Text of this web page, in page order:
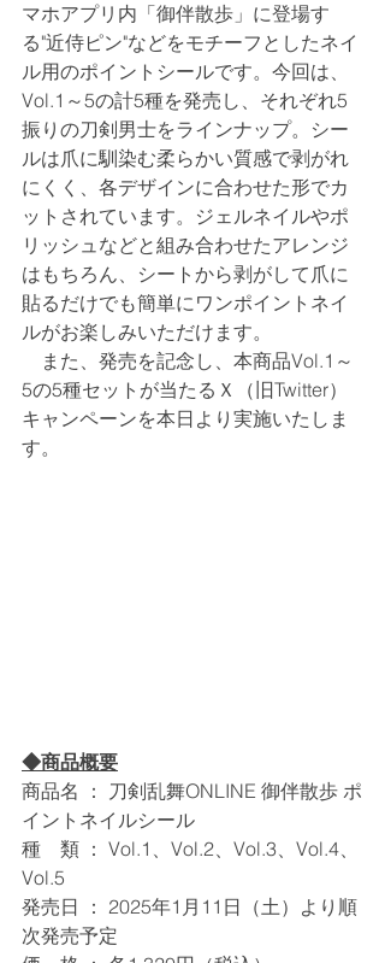
マホアプリ内「御伴散歩」に登場す
る"近侍ピン"などをモチーフとしたネイ
ル用のポイントシールです。今回は、
Vol.1～5の計5種を発売し、それぞれ5
振りの刀剣男士をラインナップ。シー
ルは爪に馴染む柔らかい質感で剥がれ
にくく、各デザインに合わせた形でカ
ットされています。ジェルネイルやポ
リッシュなどと組み合わせたアレンジ
はもちろん、シートから剥がして爪に
貼るだけでも簡単にワンポイントネイ
ルがお楽しみいただけます。
また、発売を記念し、本商品Vol.1～
5の5種セットが当たるＸ（旧Twitter）
キャンペーンを本日より実施いたしま
す。
◆商品概要
商品名 ： 刀剣乱舞ONLINE 御伴散歩 ポ
イントネイルシール
種　類 ： Vol.1、Vol.2、Vol.3、Vol.4、
Vol.5
発売日 ： 2025年1月11日（土）より順
次発売予定